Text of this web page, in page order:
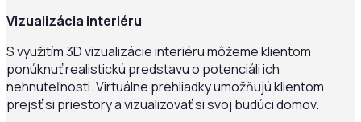
Vizualizácia interiéru
S využitím 3D vizualizácie interiéru môžeme klientom
ponúknuť realistickú predstavu o potenciáli ich
nehnuteľnosti. Virtuálne prehliadky umožňujú klientom
prejsť si priestory a vizualizovať si svoj budúci domov.